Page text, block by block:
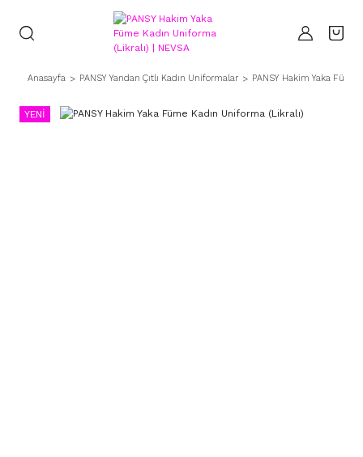
Anasayfa PANSY Yandan Çıtlı Kadın Uniformalar PANSY Hakim Yaka Füme
YENİ